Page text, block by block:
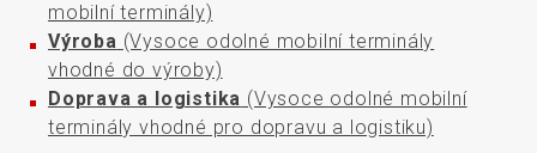
mobilní terminály)
Výroba (Vysoce odolné mobilní terminály
vhodné do výroby)
Doprava a logistika (Vysoce odolné mobilní
terminály vhodné pro dopravu a logistiku)